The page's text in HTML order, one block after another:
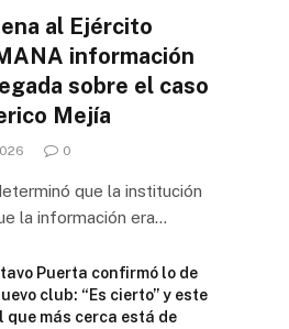
al Ejército
información
sobre el caso
Mejía
0
que la institución
la información era…
Puerta confirmó lo de
club: “Es cierto” y este
que más cerca está de